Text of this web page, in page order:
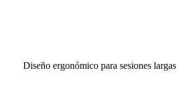
Diseño ergonómico para sesiones largas